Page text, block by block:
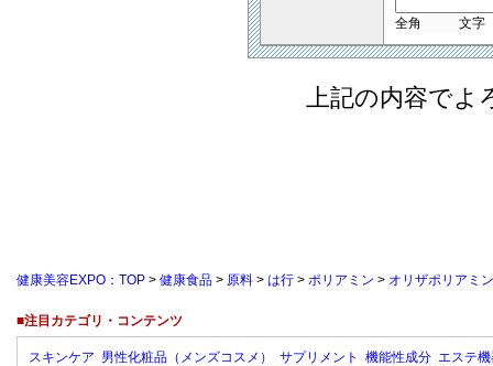
全角 文字
上記の内容でよ
健康美容EXPO：TOP > 健康食品 > 原料 > は行 > ポリアミン > オリザポリアミン
■注目カテゴリ・コンテンツ
スキンケア 男性化粧品（メンズコスメ） サプリメント 機能性成分 エステ